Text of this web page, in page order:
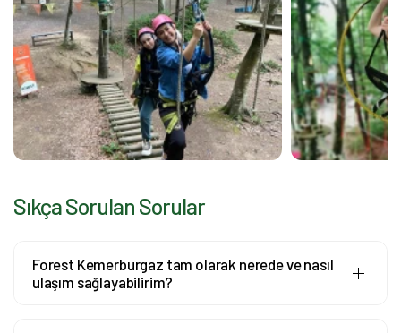
Sıkça Sorulan Sorular
Forest Kemerburgaz tam olarak nerede ve nasıl
ulaşım sağlayabilirim?